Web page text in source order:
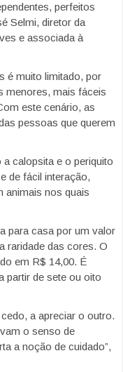
perfeitos
Selmi, diretor da
e associada à
é muito limitado, por
menores, mais fáceis
este cenário, as
pessoas que querem
calopsita e o periquito
de fácil interação,
animais nos quais
para casa por um valor
raridade das cores. O
em R$ 14,00. É
partir de sete ou oito
a apreciar o outro.
o senso de
a noção de cuidado”,